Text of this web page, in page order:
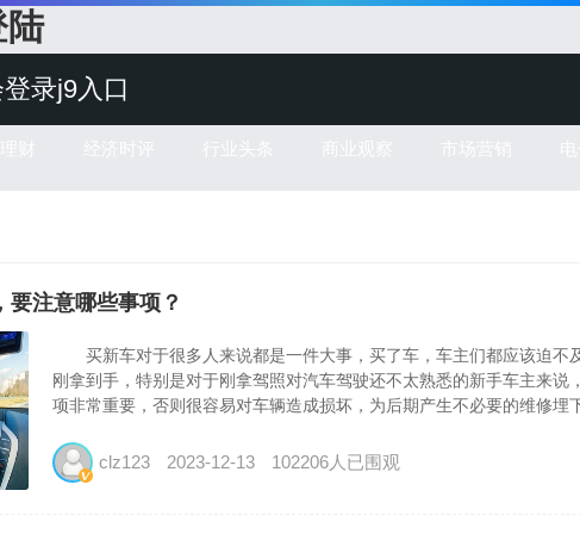
陆
录j9入口
要注意哪些事项？
买新车对于很多人来说都是一件大事，买了车，车主们都应该迫不
刚拿到手，特别是对于刚拿驾照对汽车驾驶还不太熟悉的新手车主来说
项非常重要，否则很容易对车辆造成损坏，为后期产生不必要的维修埋
clz123 2023-12-13 102206人已围观